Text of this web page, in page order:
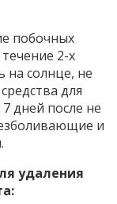
побочных
2-х
на солнце, не
для
дней после не
и
удаления